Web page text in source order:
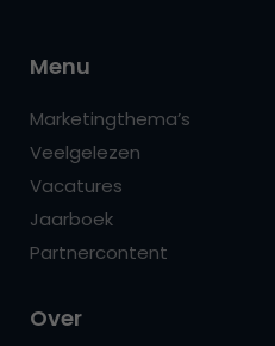
Menu
Marketingthema’s
Veelgelezen
Vacatures
Jaarboek
Partnercontent
Over